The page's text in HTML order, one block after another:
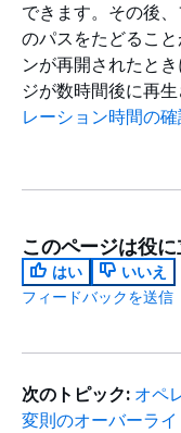
できます。その後
のパスをたどるこ
ンが再開されたと
ジが数時間後に再
レーション時間の
このページは役
はい
いいえ
フィードバックを送信
次のトピック: オペ
変則のオーバーラ